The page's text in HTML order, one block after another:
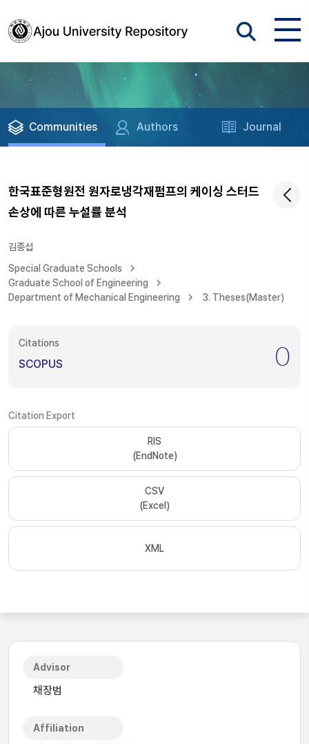
Communities Authors Journal
한국표준형원전 원자로냉각재펌프의 케이싱 스터드
손상에 따른 누설률 분석
김종섭
Special Graduate Schools
Graduate School of Engineering
Department of Mechanical Engineering
3. Theses(Master)
Citations
SCOPUS 0
Citation Export
RIS
(EndNote)
CSV
(Excel)
XML
Advisor
채장범
Affiliation